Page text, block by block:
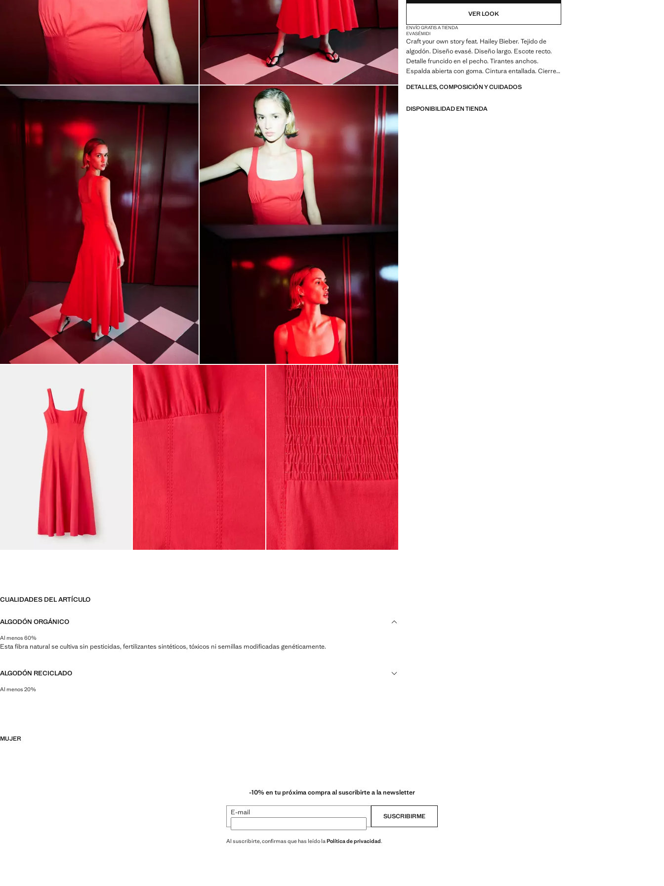
VER LOOK
ENVÍO GRATIS A TIENDA
EVASÉMIDI
Craft your own story feat. Hailey Bieber. Tejido de
algodón. Diseño evasé. Diseño largo. Escote recto.
Detalle fruncido en el pecho. Tirantes anchos.
Espalda abierta con goma. Cintura entallada. Cierre
rebajas
DETALLES, COMPOSICIÓN Y CUIDADOS
DISPONIBILIDAD EN TIENDA
CUALIDADES DEL ARTÍCULO
ALGODÓN ORGÁNICO
Al menos 60%
Esta fibra natural se cultiva sin pesticidas, fertilizantes sintéticos, tóxicos ni semillas modificadas genéticamente.
ALGODÓN RECICLADO
Al menos 20%
MUJER
-10% en tu próxima compra al suscribirte a la newsletter
E-mail SUSCRIBIRME
Al suscribirte, confirmas que has leído la Política de privacidad.